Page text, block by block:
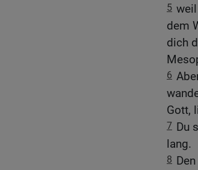
5
dem
dich
6
Gott,
7 Du
lang.
8